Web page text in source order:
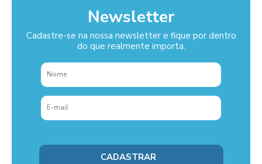
Newsletter
Cadastre-se na nossa newsletter e fique por dentro
do que realmente importa.